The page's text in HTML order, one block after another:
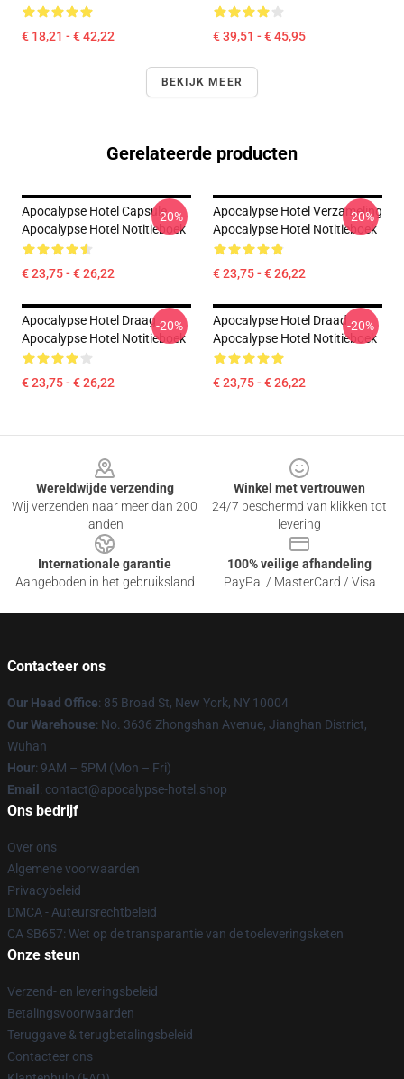
€ 18,21 - € 42,22 € 39,51 - € 45,95
BEKIJK MEER
Gerelateerde producten
Apocalypse Hotel Capsule
Apocalypse Hotel Notitieboek
€ 23,75 - € 26,22
-20%
Apocalypse Hotel Verzameling
Apocalypse Hotel Notitieboek
€ 23,75 - € 26,22
-20%
Apocalypse Hotel Draag
Apocalypse Hotel Notitieboek
€ 23,75 - € 26,22
-20%
Apocalypse Hotel Draad
Apocalypse Hotel Notitieboek
€ 23,75 - € 26,22
-20%
Wereldwijde verzending
Wij verzenden naar meer dan 200
landen
Winkel met vertrouwen
24/7 beschermd van klikken tot
levering
Internationale garantie
Aangeboden in het gebruiksland
100% veilige afhandeling
PayPal / MasterCard / Visa
Contacteer ons
Our Head Office: 85 Broad St, New York, NY 10004
Our Warehouse: No. 3636 Zhongshan Avenue, Jianghan District,
Wuhan
Hour: 9AM – 5PM (Mon – Fri)
Email : contact@apocalypse-hotel.shop
Ons bedrijf
Over ons
Algemene voorwaarden
Privacybeleid
DMCA - Auteursrechtbeleid
CA SB657: Wet op de transparantie van de toeleveringsketen
Onze steun
Verzend- en leveringsbeleid
Betalingsvoorwaarden
Teruggave & terugbetalingsbeleid
Contacteer ons